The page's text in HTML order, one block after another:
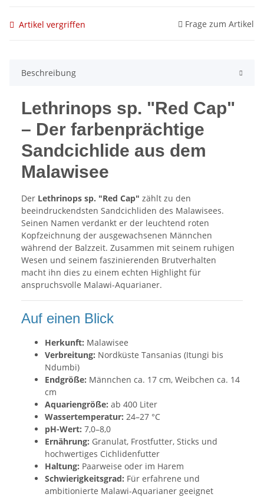
Artikel vergriffen Frage zum Artikel
Beschreibung
Lethrinops sp. "Red Cap"
– Der farbenprächtige
Sandcichlide aus dem
Malawisee
Der Lethrinops sp. "Red Cap" zählt zu den
beeindruckendsten Sandcichliden des Malawisees.
Seinen Namen verdankt er der leuchtend roten
Kopfzeichnung der ausgewachsenen Männchen
während der Balzzeit. Zusammen mit seinem ruhigen
Wesen und seinem faszinierenden Brutverhalten
macht ihn dies zu einem echten Highlight für
anspruchsvolle Malawi-Aquarianer.
Auf einen Blick
Herkunft: Malawisee
Verbreitung: Nordküste Tansanias (Itungi bis
Ndumbi)
Endgröße: Männchen ca. 17 cm, Weibchen ca. 14
cm
Aquariengröße: ab 400 Liter
Wassertemperatur: 24–27 °C
pH-Wert: 7,0–8,0
Ernährung: Granulat, Frostfutter, Sticks und
hochwertiges Cichlidenfutter
Haltung: Paarweise oder im Harem
Schwierigkeitsgrad: Für erfahrene und
ambitionierte Malawi-Aquarianer geeignet